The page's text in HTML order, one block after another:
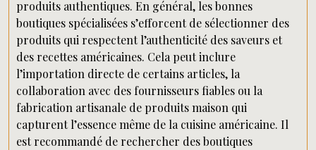
produits authentiques. En général, les bonnes
boutiques spécialisées s’efforcent de sélectionner des
produits qui respectent l’authenticité des saveurs et
des recettes américaines. Cela peut inclure
l’importation directe de certains articles, la
collaboration avec des fournisseurs fiables ou la
fabrication artisanale de produits maison qui
capturent l’essence même de la cuisine américaine. Il
est recommandé de rechercher des boutiques